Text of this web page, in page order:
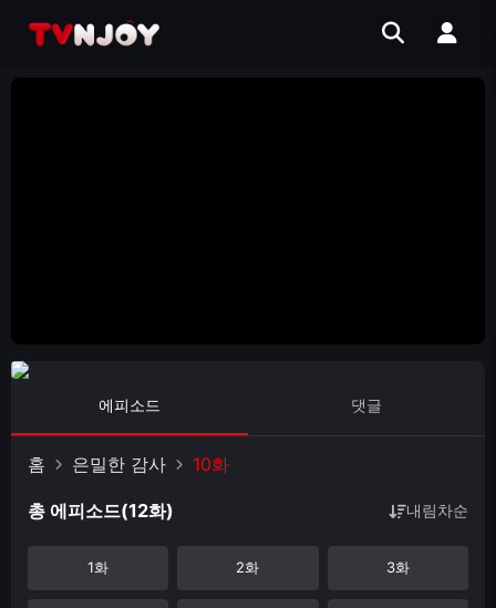
에피소드 댓글
홈 은밀한 감사 10화
총 에피소드(12화) 내림차순
1화 2화 3화